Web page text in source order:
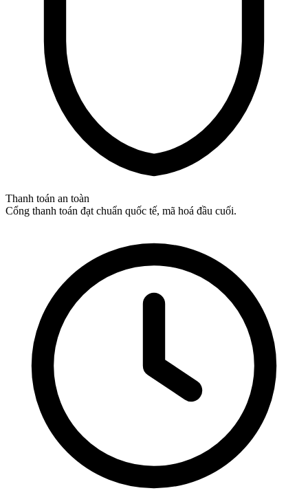
Thanh toán an toàn
Cổng thanh toán đạt chuẩn quốc tế, mã hoá đầu cuối.